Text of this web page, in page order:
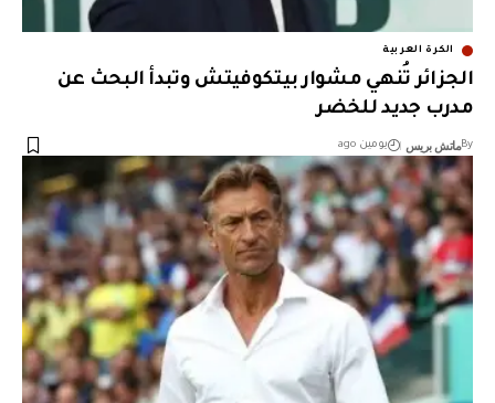
الكرة العربية
الجزائر تُنهي مشوار بيتكوفيتش وتبدأ البحث عن
مدرب جديد للخضر
Byماتش بريس يومين ago